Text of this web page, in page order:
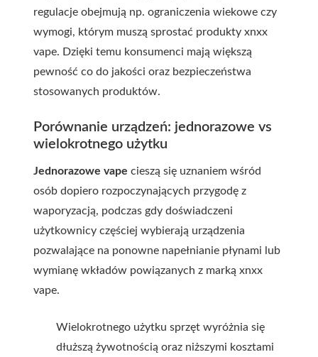
regulacje obejmują np. ograniczenia wiekowe czy
wymogi, którym muszą sprostać produkty xnxx
vape. Dzięki temu konsumenci mają większą
pewność co do jakości oraz bezpieczeństwa
stosowanych produktów.
Porównanie urządzeń: jednorazowe vs
wielokrotnego użytku
Jednorazowe vape cieszą się uznaniem wśród
osób dopiero rozpoczynających przygodę z
waporyzacją, podczas gdy doświadczeni
użytkownicy częściej wybierają urządzenia
pozwalające na ponowne napełnianie płynami lub
wymianę wkładów powiązanych z marką xnxx
vape.
Wielokrotnego użytku sprzęt wyróżnia się
dłuższą żywotnością oraz niższymi kosztami